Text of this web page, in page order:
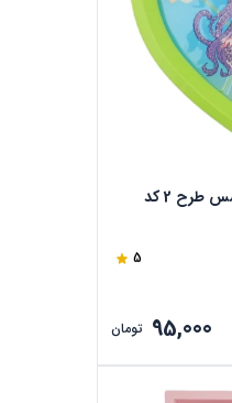
نقاشی الماسی قلبی سری پرنسس طرح 2 کد
5
95,000 تومان